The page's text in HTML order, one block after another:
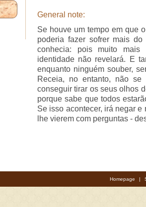
General note:
Se houve um tempo em que
poderia fazer sofrer mais
conhecia: pois muito
identidade não revelará. E
enquanto ninguém souber,
Receia, no entanto, não
conseguir tirar os seus olhos
porque sabe que todos
Se isso acontecer, irá negar e
lhe vierem com perguntas -
Homepage |